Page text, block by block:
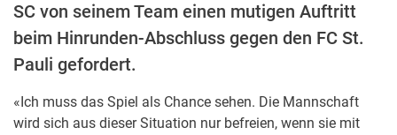
SC von seinem Team einen mutigen Auftritt
beim Hinrunden-Abschluss gegen den FC St.
Pauli gefordert.
«Ich muss das Spiel als Chance sehen. Die Mannschaft
wird sich aus dieser Situation nur befreien, wenn sie mit